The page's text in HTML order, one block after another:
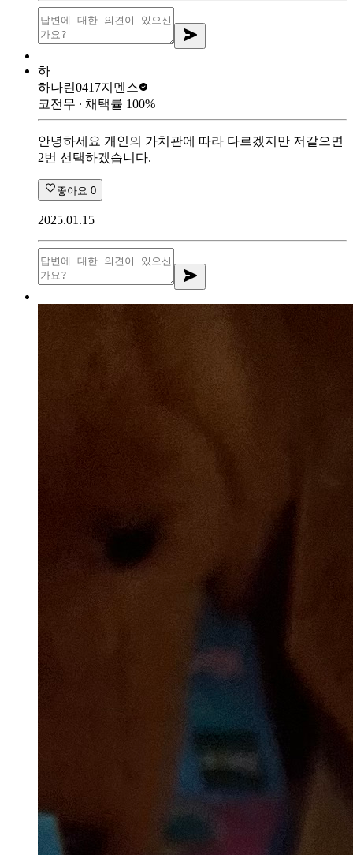
하
하나린0417지멘스
코전무 ∙ 채택률 100%
안녕하세요 개인의 가치관에 따라 다르겠지만 저같으면
2번 선택하겠습니다.
좋아요 0
2025.01.15